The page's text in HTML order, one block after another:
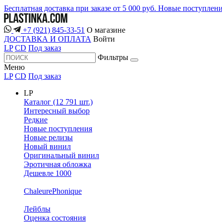
Бесплатная доставка при заказе от 5 000 руб. Новые
+7 (921) 845-33-51 О магазине
ДОСТАВКА И ОПЛАТА Войти
LP CD Под заказ
Фильтры
Меню
LP CD Под заказ
LP
Каталог (12 791 шт.)
Интересный выбор
Редкие
Новые поступления
Новые релизы
Новый винил
Оригинальный винил
Эротичная обложка
Дешевле 1000
ChaleurePhonique
Лейблы
Оценка состояния